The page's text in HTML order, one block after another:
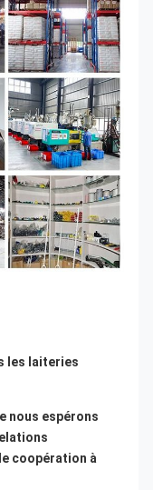
les laiteries
nous espérons
coopération à